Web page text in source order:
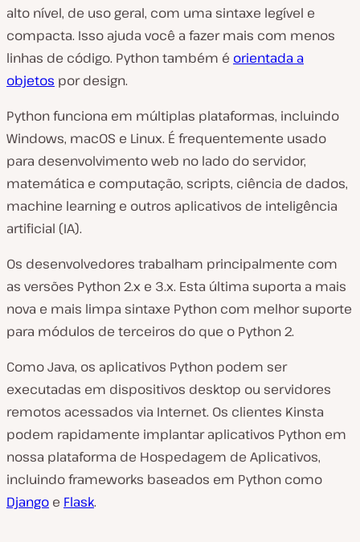
alto nível, de uso geral, com uma sintaxe legível e
compacta. Isso ajuda você a fazer mais com menos
linhas de código. Python também é orientada a
objetos por design.
Python funciona em múltiplas plataformas, incluindo
Windows, macOS e Linux. É frequentemente usado
para desenvolvimento web no lado do servidor,
matemática e computação, scripts, ciência de dados,
machine learning e outros aplicativos de inteligência
artificial (IA).
Os desenvolvedores trabalham principalmente com
as versões Python 2.x e 3.x. Esta última suporta a mais
nova e mais limpa sintaxe Python com melhor suporte
para módulos de terceiros do que o Python 2.
Como Java, os aplicativos Python podem ser
executadas em dispositivos desktop ou servidores
remotos acessados via Internet. Os clientes Kinsta
podem rapidamente implantar aplicativos Python em
nossa plataforma de Hospedagem de Aplicativos,
incluindo frameworks baseados em Python como
Django e Flask.